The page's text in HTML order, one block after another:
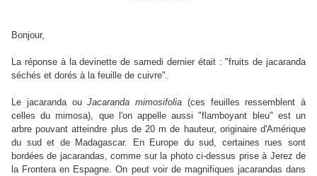
Bonjour,
La réponse à la devinette de samedi dernier était : "fruits de jacaranda
séchés et dorés à la feuille de cuivre".
Le jacaranda ouJacaranda mimosifolia (ces feuilles ressemblent à
celles du mimosa), que l'on appelle aussi "flamboyant bleu" est un
arbre pouvant atteindre plus de 20 m de hauteur, originaire d'Amérique
du sud et de Madagascar. En Europe du sud, certaines rues sont
bordées de jacarandas, comme sur la photo ci-dessus prise à Jerez de
la Frontera en Espagne. On peut voir de magnifiques jacarandas dans